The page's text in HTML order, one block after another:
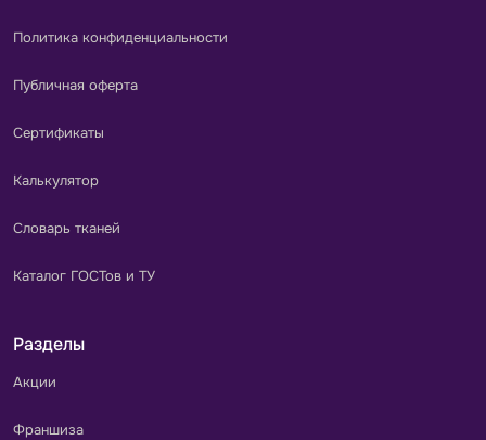
Политика конфиденциальности
Публичная оферта
Сертификаты
Калькулятор
Словарь тканей
Каталог ГОСТов и ТУ
Разделы
Акции
Франшиза